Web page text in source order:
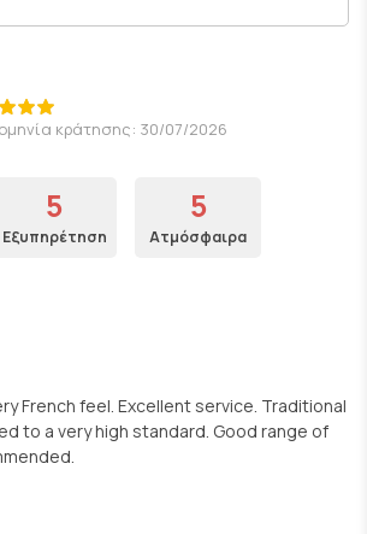
κράτησης: 30/07/2026
5
Εξυπηρέτηση
5
Ατμόσφαιρα
French feel. Excellent service. Traditional
to a very high standard. Good range of